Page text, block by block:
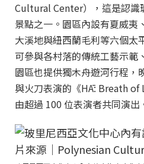
Cultural Center），這是認識
景點之一。園區內設有夏威夷
大溪地與紐西蘭毛利等六個太
可參與各村落的傳統工藝示範
園區也提供獨木舟遊河行程，
與火刀表演的《HĀ: Breath of
由超過 100 位表演者共同演出